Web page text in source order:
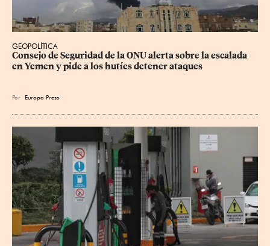
GEOPOLÍTICA
Consejo de Seguridad de la ONU alerta sobre la escalada
en Yemen y pide a los hutíes detener ataques
Por Europa Press